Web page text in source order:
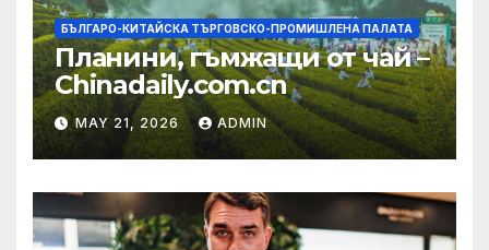
БЪЛГАРО-КИТАЙСКА ТЪРГОВСКО-ПРОМИШЛЕНА ПАЛАТА
Планини, гъмжащи от чай –
Chinadaily.com.cn
MAY 21, 2026 ADMIN